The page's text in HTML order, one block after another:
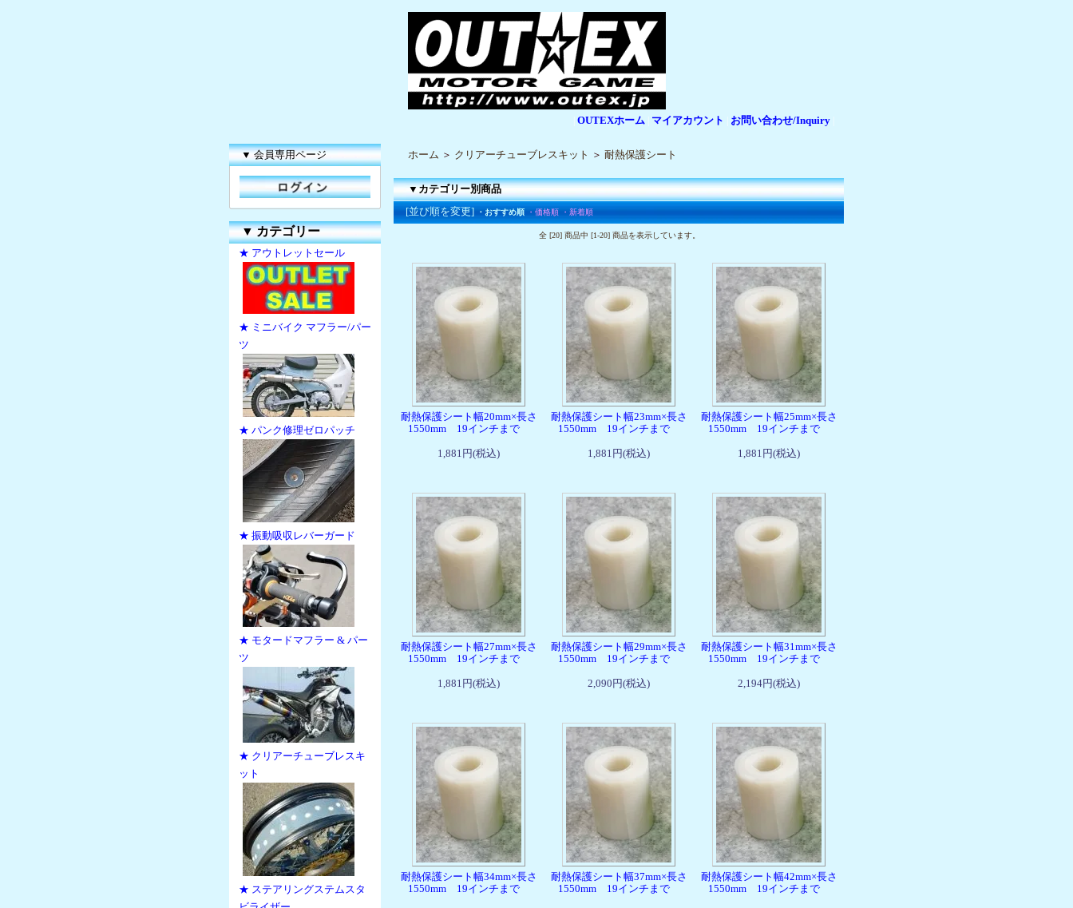
OUTEXホーム マイアカウント お問い合わせ/Inquiry
▼ 会員専用ページ
▼カテゴリー
★ アウトレットセール
★ ミニバイク マフラー/パー
ツ
★ パンク修理ゼロパッチ
★ 振動吸収レバーガード
★ モタードマフラー & パー
ツ
★ クリアーチューブレスキ
ット
★ ステアリングステムスタ
ホーム ＞ クリアーチューブレスキット ＞ 耐熱保護シート
▼カテゴリー別商品
[並び順を変更]
・おすすめ順 ・価格順 ・新着順
全 [20] 商品中 [1-20] 商品を表示しています。
耐熱保護シート幅20mm×長さ
1550mm 19インチまで
1,881円(税込)
耐熱保護シート幅23mm×長さ
1550mm 19インチまで
1,881円(税込)
耐熱保護シート幅25mm×長さ
1550mm 19インチまで
1,881円(税込)
耐熱保護シート幅27mm×長さ
1550mm 19インチまで
1,881円(税込)
耐熱保護シート幅29mm×長さ
1550mm 19インチまで
2,090円(税込)
耐熱保護シート幅31mm×長さ
1550mm 19インチまで
2,194円(税込)
耐熱保護シート幅34mm×長さ
1550mm 19インチまで
耐熱保護シート幅37mm×長さ
1550mm 19インチまで
耐熱保護シート幅42mm×長さ
1550mm 19インチまで